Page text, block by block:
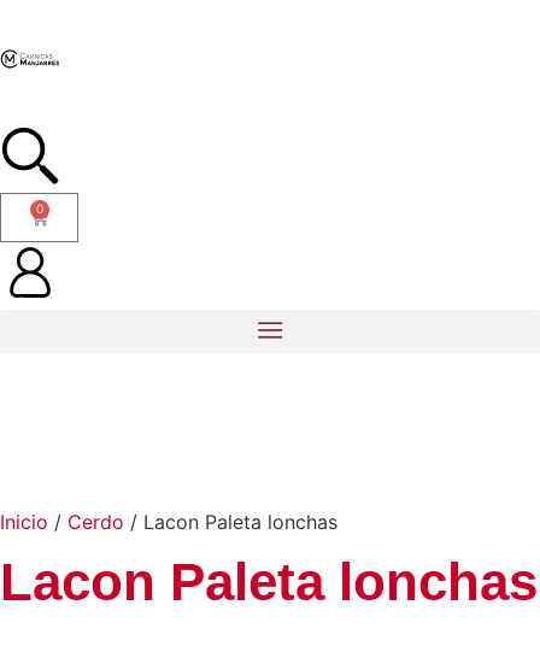
0
Inicio / Cerdo / Lacon Paleta lonchas
Lacon Paleta lonchas